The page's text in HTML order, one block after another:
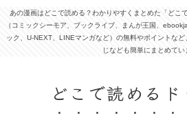
あの漫画はどこで読める？わかりやすくまとめた「どこ
（コミックシーモア、ブックライブ、まんが王国、
ック、U-NEXT、LINEマンガなど）の無料やポイントな
じなども簡単にまとめてい
どこで読める